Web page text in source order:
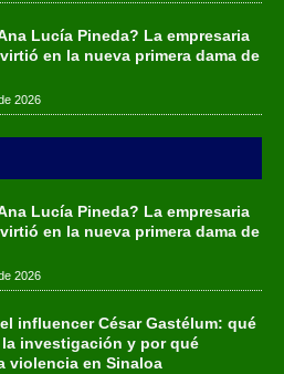
Lucía Pineda? La empresaria
en la nueva primera dama de
2026
Lucía Pineda? La empresaria
en la nueva primera dama de
2026
influencer César Gastélum: qué
la investigación y por qué
violencia en Sinaloa